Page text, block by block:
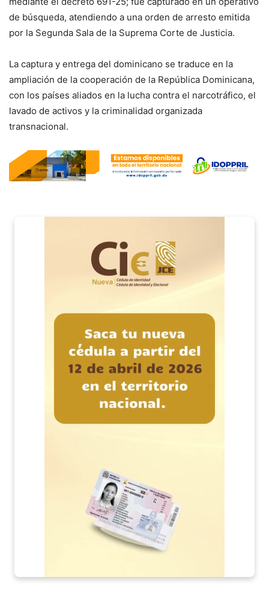
de búsqueda, atendiendo a una orden de arresto emitida
por la Segunda Sala de la Suprema Corte de Justicia.
La captura y entrega del dominicano se traduce en la
ampliación de la cooperación de la República Dominicana,
con los países aliados en la lucha contra el narcotráfico, el
lavado de activos y la criminalidad organizada
transnacional.